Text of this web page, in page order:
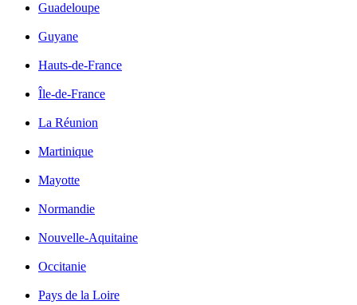
Guadeloupe
Guyane
Hauts-de-France
Île-de-France
La Réunion
Martinique
Mayotte
Normandie
Nouvelle-Aquitaine
Occitanie
Pays de la Loire